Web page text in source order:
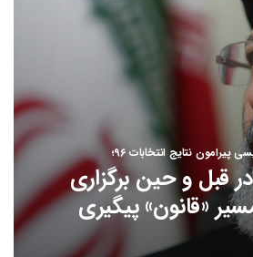
نتایج انتخابات ۹۶؛
قبل و حین برگزاری
«قانون» پیگیری